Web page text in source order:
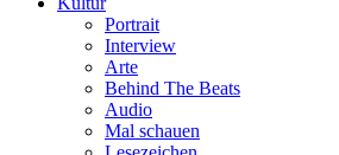
Portrait
Interview
Arte
Behind The Beats
Audio
Mal schauen